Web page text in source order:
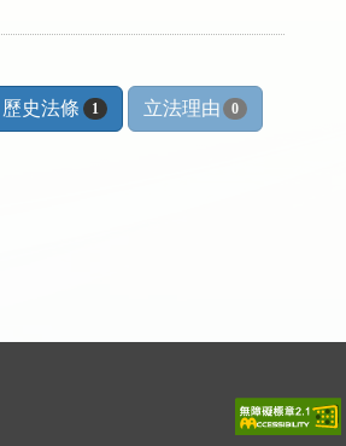
歷史法條 1 立法理由 0